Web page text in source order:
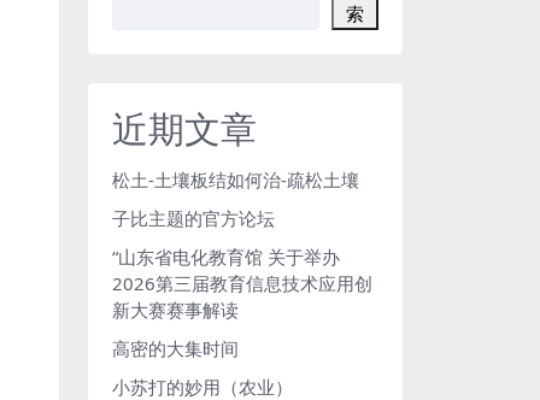
索
近期文章
松土-土壤板结如何治-疏松土壤
子比主题的官方论坛
“山东省电化教育馆 关于举办
2026第三届教育信息技术应用创
新大赛赛事解读
高密的大集时间
小苏打的妙用（农业）